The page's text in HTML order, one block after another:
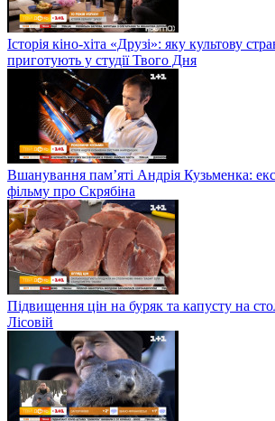
Історія кіно-хіта «Друзі»: яку культову
приготують у студії Твого Дня
Вшанування пам’яті Андрія Кузьменка:
фільму про Скрябіна
Підвищення цін на буряк та капусту на
Лісовій